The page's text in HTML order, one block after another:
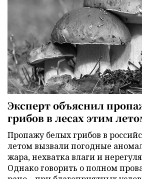
Эксперт объяснил
грибов в лесах этим
Пропажу белых грибов в
летом вызвали погодные
жара, нехватка влаги и
Однако говорить о полном